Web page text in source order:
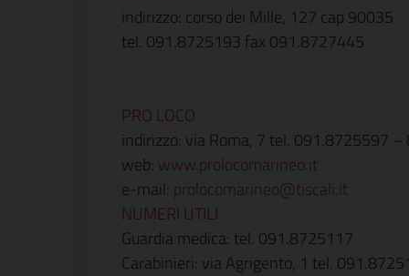
indirizzo: corso dei Mille, 127 cap 90035
tel. 091.8725193 fax 091.8727445
PRO LOCO
indirizzo: via Roma, 7 tel. 091.8725597
web: www.prolocomarineo.it
e-mail: prolocomarineo@tiscali.it
NUMERI UTILI
Guardia medica: tel. 091.8725117
Carabinieri: via Agrigento, 1 tel.